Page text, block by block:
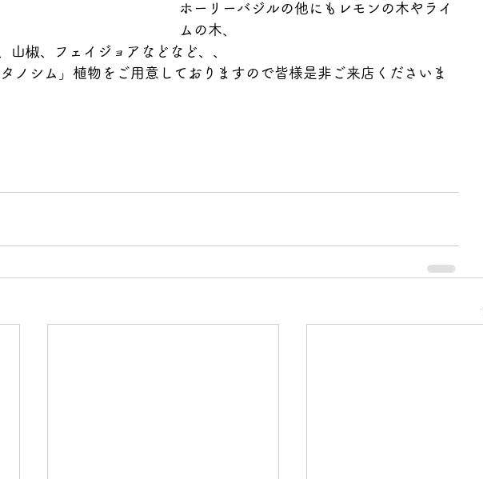
ホーリーバジルの他にもレモンの木やライ
ムの木、
山椒、フェイジョアなどなど、、
ノシム」植物をご用意しておりますので皆様是非ご来店くださいま